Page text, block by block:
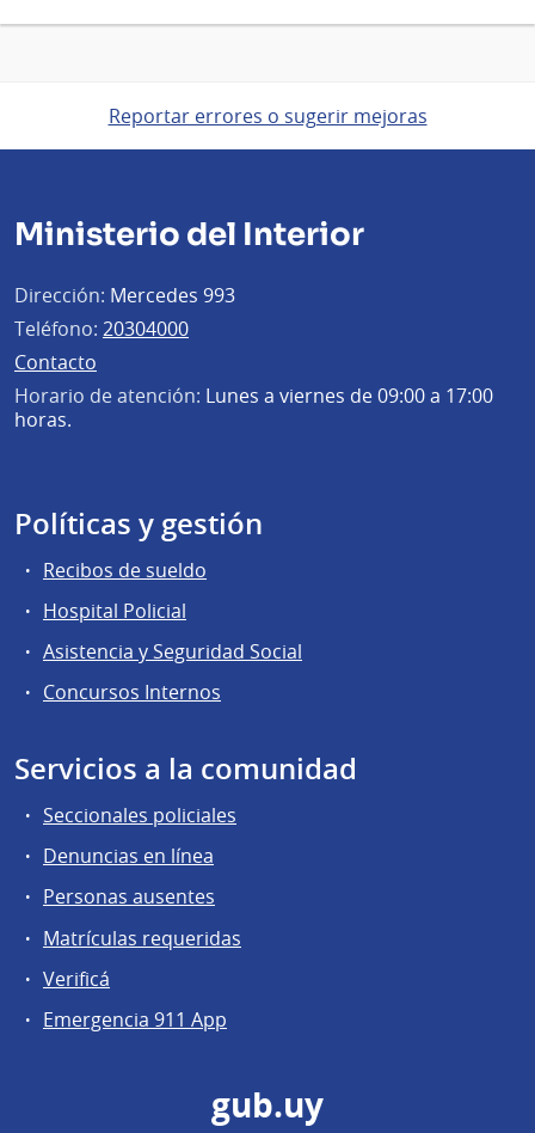
Reportar errores o sugerir mejoras
Ministerio del Interior
Dirección: Mercedes 993
Teléfono: 20304000
Contacto
Horario de atención: Lunes a viernes de 09:00 a 17:00
horas.
Políticas y gestión
Recibos de sueldo
Hospital Policial
Asistencia y Seguridad Social
Concursos Internos
Servicios a la comunidad
Seccionales policiales
Denuncias en línea
Personas ausentes
Matrículas requeridas
Verificá
Emergencia 911 App
gub.uy